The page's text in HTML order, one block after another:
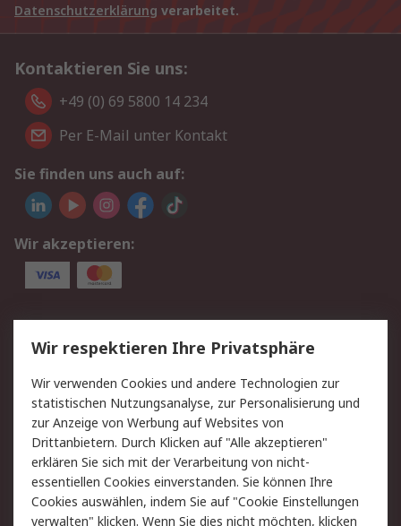
Datenschutzerklärung verarbeitet.
Kontaktieren Sie uns:
+49 (0) 69 5800 14 234
Per E-Mail unter Kontakt
Sie finden uns auch auf:
Wir akzeptieren:
Service
Value Added Services
Lieferlösungen
Rücksendungen
Kontakt
Hilfe
Privatkunden
Rechtliches
AGB
Datenschutz
Cookie-Richtlinie
Zahlungsbedingungen
Wir respektieren Ihre Privatsphäre
Wir verwenden Cookies und andere Technologien zur
statistischen Nutzungsanalyse, zur Personalisierung und
zur Anzeige von Werbung auf Websites von
Drittanbietern. Durch Klicken auf "Alle akzeptieren"
erklären Sie sich mit der Verarbeitung von nicht-
essentiellen Cookies einverstanden. Sie können Ihre
Cookies auswählen, indem Sie auf "Cookie Einstellungen
verwalten" klicken. Wenn Sie dies nicht möchten, klicken